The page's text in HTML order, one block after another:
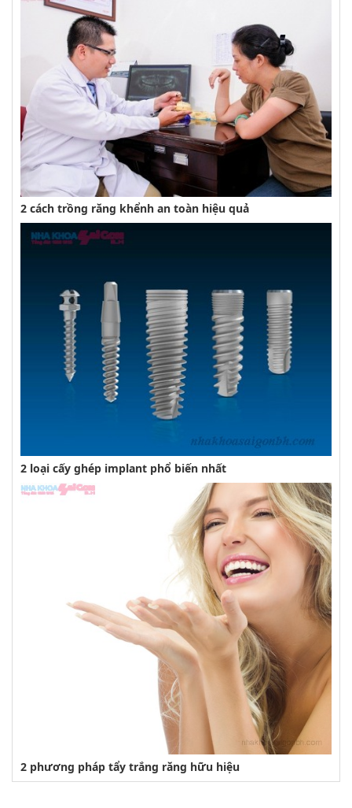
2 cách trồng răng khểnh an toàn hiệu quả
2 loại cấy ghép implant phổ biến nhất
2 phương pháp tẩy trắng răng hữu hiệu